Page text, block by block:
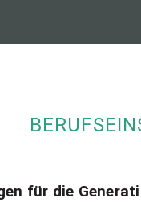
für die